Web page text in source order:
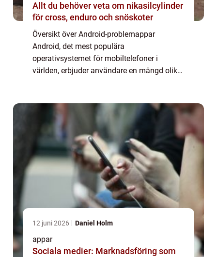
Allt du behöver veta om nikasilcylinder
för cross, enduro och snöskoter
Översikt över Android-problemappar
Android, det mest populära
operativsystemet för mobiltelefoner i
världen, erbjuder användare en mängd olika
uppstå problem. Android...
12 juni 2026 Daniel Holm
appar
Sociala medier: Marknadsföring som